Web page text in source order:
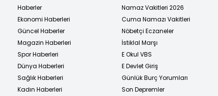
Haberler
Ekonomi Haberleri
Güncel Haberler
Magazin Haberleri
Spor Haberleri
Dünya Haberleri
Sağlık Haberleri
Kadın Haberleri
Namaz Vakitleri 2026
Cuma Namazı Vakitleri
Nöbetçi Eczaneler
İstiklal Marşı
E Okul VBS
E Devlet Giriş
Günlük Burç Yorumları
Son Depremler